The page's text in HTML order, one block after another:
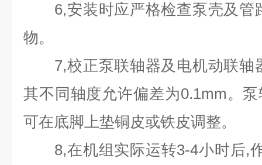
6,安装时应严格检查泵壳及管
物。
7,校正泵联轴器及电机动联轴
其不同轴度允许偏差为0.1mm。
可在底脚上垫铜皮或铁皮调整。
8,在机组实际运转3-4小时后,